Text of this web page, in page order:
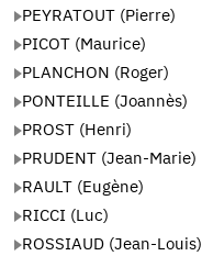
PEYRATOUT (Pierre)
PICOT (Maurice)
PLANCHON (Roger)
PONTEILLE (Joannès)
PROST (Henri)
PRUDENT (Jean-Marie)
RAULT (Eugène)
RICCI (Luc)
ROSSIAUD (Jean-Louis)